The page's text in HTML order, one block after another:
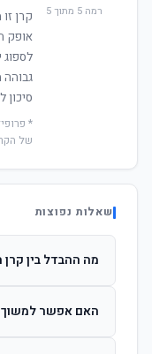
רמה 5 מתוך 5
קרן
סיכון
*
של
שאלות נפוצות
מה ההבדל בין
ההשקעות. קרן
האם אפשר למשוך את